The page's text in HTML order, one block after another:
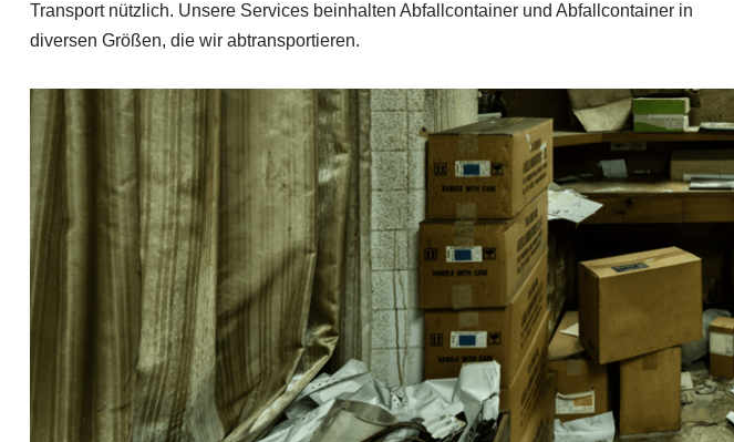
Transport nützlich. Unsere Services beinhalten Abfallcontainer und Abfallcontainer in
diversen Größen, die wir abtransportieren.